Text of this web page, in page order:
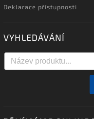
Deklarace přístupnosti
VYHLEDÁVÁNÍ